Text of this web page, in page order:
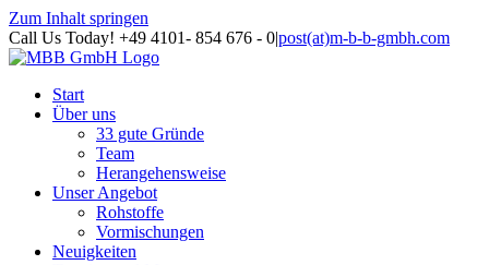
Zum Inhalt springen
Call Us Today! +49 4101- 854 676 - 0|post(at)m-b-b-gmbh.com
Start
Über uns
33 gute Gründe
Team
Herangehensweise
Unser Angebot
Rohstoffe
Vormischungen
Neuigkeiten